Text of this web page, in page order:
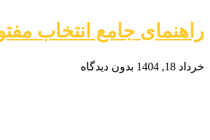
راهنمای جامع انتخاب
خرداد 18, 1404 بدون دیدگاه